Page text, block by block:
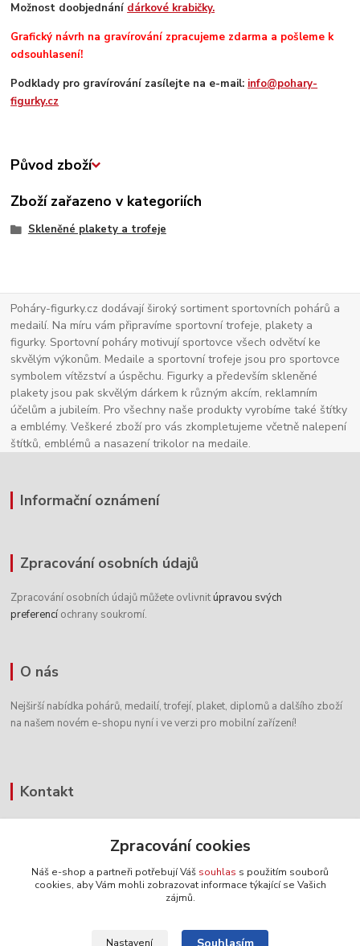
Možnost doobjednání dárkové krabičky.
Grafický návrh na gravírování zpracujeme zdarma a pošleme k
odsouhlasení!
Podklady pro gravírování zasílejte na e-mail: info@pohary-
figurky.cz
Původ zboží
Zboží zařazeno v kategoriích
Skleněné plakety a trofeje
Poháry-figurky.cz dodávají široký sortiment sportovních pohárů a
medailí. Na míru vám připravíme sportovní trofeje, plakety a
figurky. Sportovní poháry motivují sportovce všech odvětví ke
skvělým výkonům. Medaile a sportovní trofeje jsou pro sportovce
symbolem vítězství a úspěchu. Figurky a především skleněné
plakety jsou pak skvělým dárkem k různým akcím, reklamním
účelům a jubileím. Pro všechny naše produkty vyrobíme také štítky
a emblémy. Veškeré zboží pro vás zkompletujeme včetně nalepení
štítků, emblémů a nasazení trikolor na medaile.
Informační oznámení
Zpracování osobních údajů
Zpracování osobních údajů můžete ovlivnit úpravou svých
preferencí ochrany soukromí.
O nás
Nejširší nabídka pohárů, medailí, trofejí, plaket, diplomů a dalšího zboží
na našem novém e-shopu nyní i ve verzi pro mobilní zařízení!
Kontakt
info@pohary-figurky.cz
Zpracování cookies
Náš e-shop a partneři potřebují Váš souhlas s použitím souborů
cookies, aby Vám mohli zobrazovat informace týkající se Vašich
zájmů.
Nastavení